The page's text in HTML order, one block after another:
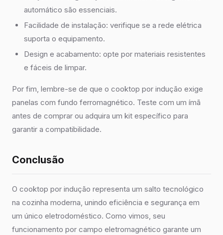
automático são essenciais.
Facilidade de instalação: verifique se a rede elétrica
suporta o equipamento.
Design e acabamento: opte por materiais resistentes
e fáceis de limpar.
Por fim, lembre-se de que o cooktop por indução exige
panelas com fundo ferromagnético. Teste com um ímã
antes de comprar ou adquira um kit específico para
garantir a compatibilidade.
Conclusão
O cooktop por indução representa um salto tecnológico
na cozinha moderna, unindo eficiência e segurança em
um único eletrodoméstico. Como vimos, seu
funcionamento por campo eletromagnético garante um